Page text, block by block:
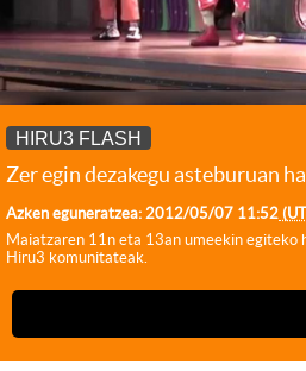
HIRU3 FLASH
Zer egin dezakegu asteburuan
Azken eguneratzea: 2012/05/07 11:52
Maiatzaren 11n eta 13an umeekin egiteko
Hiru3 komunitateak.